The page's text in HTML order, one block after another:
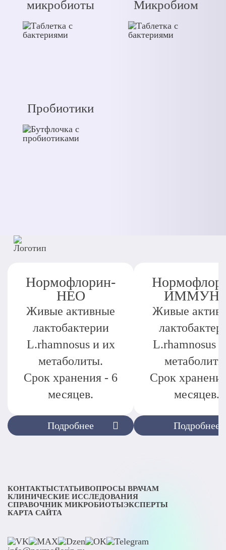
микробиоты
Микробиом
Пробиотики
Подробнее
Нормофлорин-
НЕО
Живые активные
лактобактерии
L.rhamnosus и их
метаболиты.
Срок хранения - 6
месяцев.
Подробнее
Живые
L.rhamnosus
Срок
месяцев.
КОНТАКТЫСТАТЬИВОПРОСЫ ВРАЧАМ
КЛИНИЧЕСКИЕ ИССЛЕДОВАНИЯ
СПРАВОЧНИК МИКРОБИОТЫЭКСПЕРТЫ
КАРТА САЙТА